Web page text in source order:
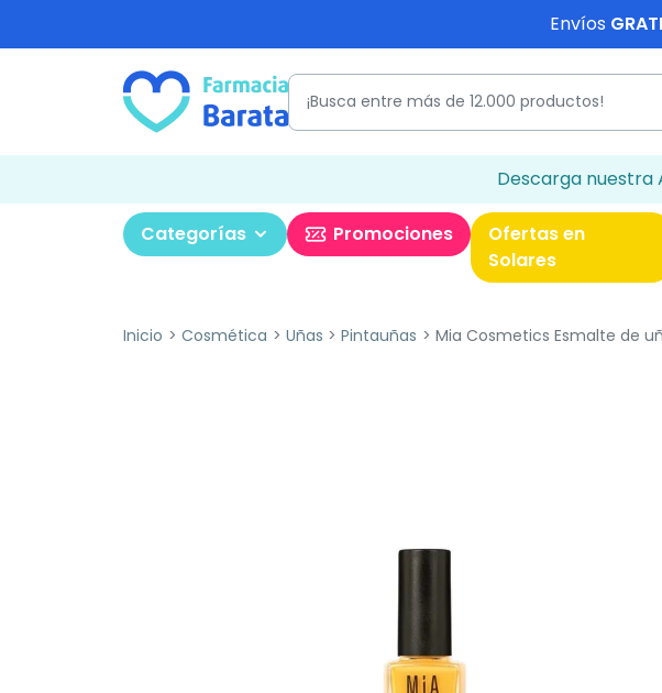
Envíos
Descarga nuestra
Categorías Promociones
Ofertas en
Solares
Inicio Cosmética Uñas Pintauñas Mia Cosmetics Esmalte de